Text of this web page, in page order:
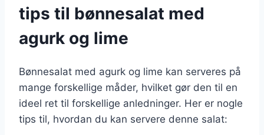
tips til bønnesalat med
agurk og lime
Bønnesalat med agurk og lime kan serveres på
mange forskellige måder, hvilket gør den til en
ideel ret til forskellige anledninger. Her er nogle
tips til, hvordan du kan servere denne salat: